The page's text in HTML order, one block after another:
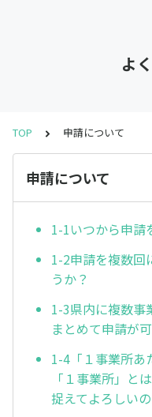
よ
TOP 申請について
申請について
1-1いつから申請
1-2申請を複数回
うか？
1-3県内に複数事
まとめて申請が
1-4「１事業所あ
「１事業所」と
捉えてよろしい